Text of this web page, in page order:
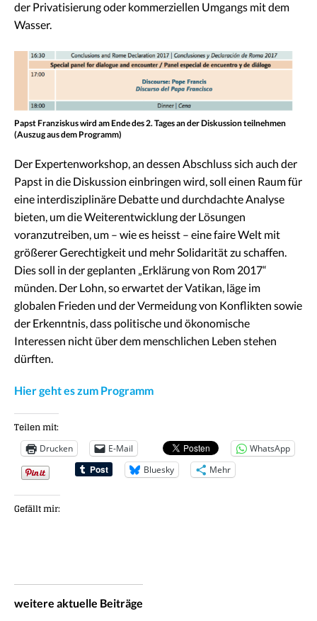
der Privatisierung oder kommerziellen Umgangs mit dem
Wasser.
Papst Franziskus wird am Ende des 2. Tages an der Diskussion teilnehmen
(Auszug aus dem Programm)
Der Expertenworkshop, an dessen Abschluss sich auch der
Papst in die Diskussion einbringen wird, soll einen Raum für
eine interdisziplinäre Debatte und durchdachte Analyse
bieten, um die Weiterentwicklung der Lösungen
voranzutreiben, um – wie es heisst – eine faire Welt mit
größerer Gerechtigkeit und mehr Solidarität zu schaffen.
Dies soll in der geplanten „Erklärung von Rom 2017“
münden. Der Lohn, so erwartet der Vatikan, läge im
globalen Frieden und der Vermeidung von Konflikten sowie
der Erkenntnis, dass politische und ökonomische
Interessen nicht über dem menschlichen Leben stehen
dürften.
Hier geht es zum Programm
Teilen mit:
Drucken E-Mail
WhatsApp
Bluesky
Mehr
Gefällt mir:
weitere aktuelle Beiträge